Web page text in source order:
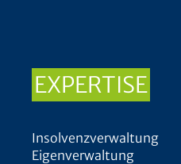
EXPERTISE
Insolvenzverwaltung
Eigenverwaltung